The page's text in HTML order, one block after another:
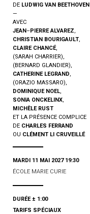
DE LUDWIG VAN BEETHOVEN
—
AVEC
JEAN–PIERRE ALVAREZ,
CHRISTIAN BOURIGAULT,
CLAIRE CHANCÉ,
(SARAH CHARRIER),
(BERNARD GLANDIER),
CATHERINE LEGRAND,
(ORAZIO MASSARO),
DOMINIQUE NOEL,
SONIA ONCKELINX,
MICHÈLE RUST
ET LA PRÉSENCE COMPLICE
DE CHARLES FERRAND
OU CLÉMENT LI CRUVEILLÉ
MARDI 11 MAI 2027 19:30
ÉCOLE MARIE CURIE
DURÉE ± 1:00
TARIFS SPÉCIAUX